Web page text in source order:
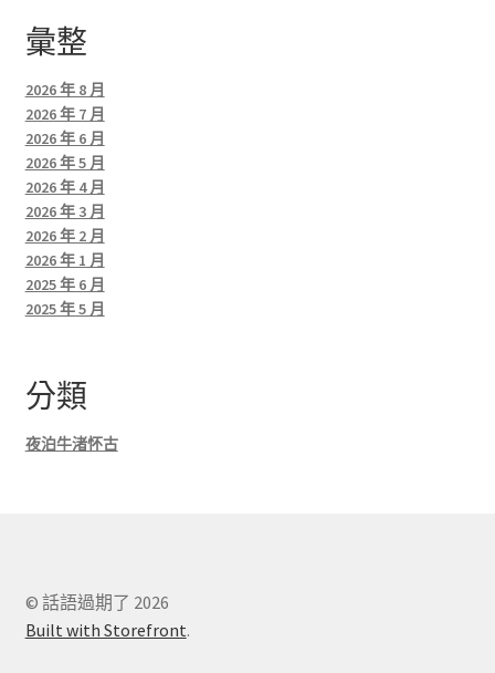
彙整
2026 年 8 月
2026 年 7 月
2026 年 6 月
2026 年 5 月
2026 年 4 月
2026 年 3 月
2026 年 2 月
2026 年 1 月
2025 年 6 月
2025 年 5 月
分類
夜泊牛渚怀古
© 話語過期了 2026
Built with Storefront.